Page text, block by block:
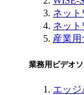
ネッ
ネッ
産業用
業務用ビデオ
エッ